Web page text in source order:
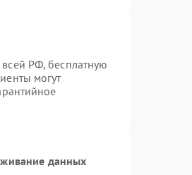
РФ, бесплатную
могут
данных